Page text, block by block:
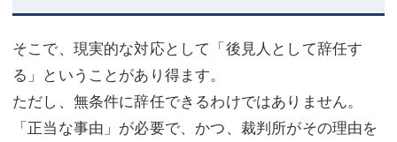
そこで、現実的な対応として「後見人として辞任す
る」ということがあり得ます。
ただし、無条件に辞任できるわけではありません。
「正当な事由」が必要で、かつ、裁判所がその理由を